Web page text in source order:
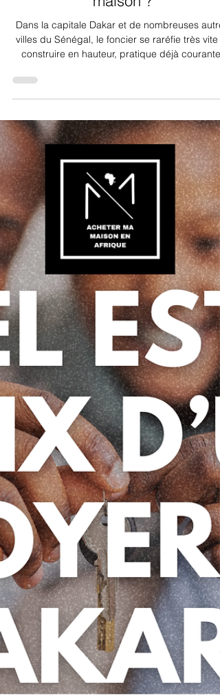
Étape par étape : comment se
passe la surélévation d’une
maison ?
Dans la capitale Dakar et de nombreuses
villes du Sénégal, le foncier se raréfie très vite
construire en hauteur, pratique déjà courante,
s'avère véritablement de plus en plus
La surélévation d’une maison est un projet
ambitieux, qui permet de gagner de l’espace
supplémentaire sans empiéter sur le terrain.
ce soit pour ajouter des chambres, un bureau
un espace de loisirs, cette opération nécessite
une planification minutieuse et le respect de